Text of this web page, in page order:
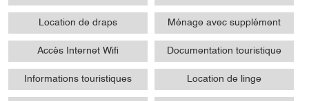
Location de draps Ménage avec supplément
Accès Internet Wifi Documentation touristique
Informations touristiques Location de linge